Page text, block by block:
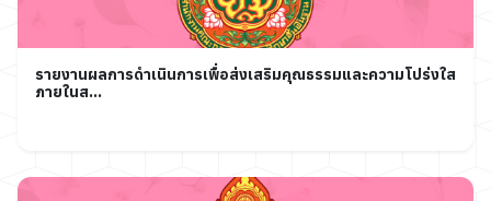
รายงานผลการดำเนินการเพื่อส่งเสริมคุณธรรมและความโปร่งใส
ภายในส...